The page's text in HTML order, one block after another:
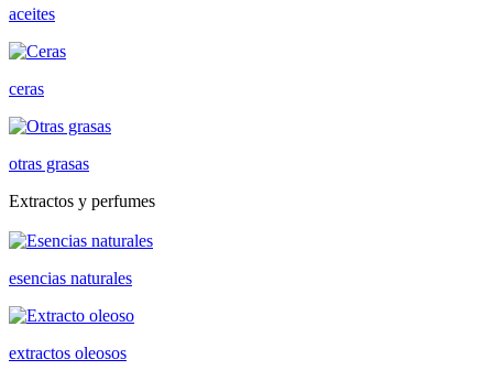
aceites
ceras
otras grasas
Extractos y perfumes
esencias naturales
extractos oleosos